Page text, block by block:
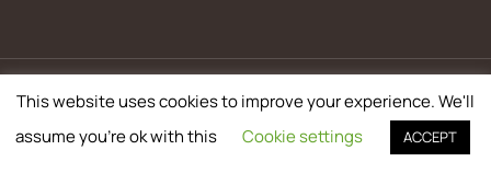
© 2026 metbloemen.nl
This website uses cookies to improve your experience. We'll
assume you're ok with this
Cookie settings ACCEPT